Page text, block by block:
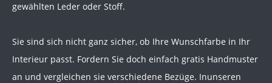
gewählten Leder oder Stoff.
Sie sind sich nicht ganz sicher, ob Ihre Wunschfarbe in Ihr
Interieur passt. Fordern Sie doch einfach gratis Handmuster
an und vergleichen sie verschiedene Bezüge. Inunseren